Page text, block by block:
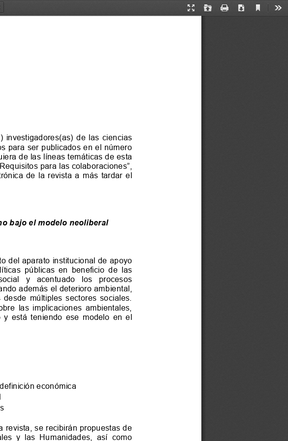
Presentation
Open Print Download
Current
par
a ser publicados en el número
de las líneas temáticas de esta
para las colaboraciones”
de
la  revista  a  más  tardar  el
bajo el modelo neoliberal
del aparato institucional de apoyo
las  políticas  públicas  en  beneficio  de  las
desigualdad   social   y   acentuado   los   procesos
además el deterioro ambi
ental,
luchas  desde  múltiples  sectores  sociales.
sobre  las  implicaciones  ambientales,
tenido  y  está
teniendo  ese  modelo  en  el
económica
revista, se recibirán propuestas de
Sociales  y  las  Humanidades,  así  como